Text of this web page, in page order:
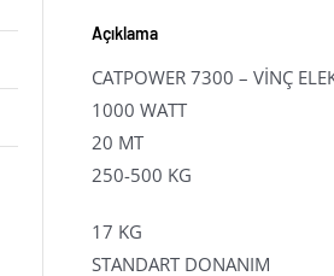
Açıklama
CATPOWER 7300 – VİNÇ
1000 WATT
20 MT
250-500 KG
17 KG
STANDART DONANIM